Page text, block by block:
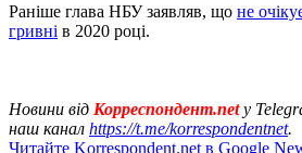
Раніше глава НБУ заявляв, що не
гривні в 2020 році.
Новини від Корреспондент.net у
наш канал https://t.me/korrespondentnet.
Читайте Korrespondent.net в Google